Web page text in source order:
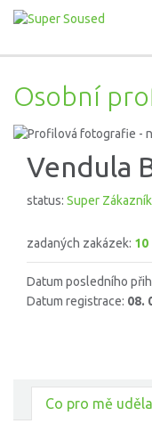
Osobní
Vendula
status: Super Zákazník
zadaných zakázek: 10
Datum posledního
Datum registrace: 08.
Co pro mě